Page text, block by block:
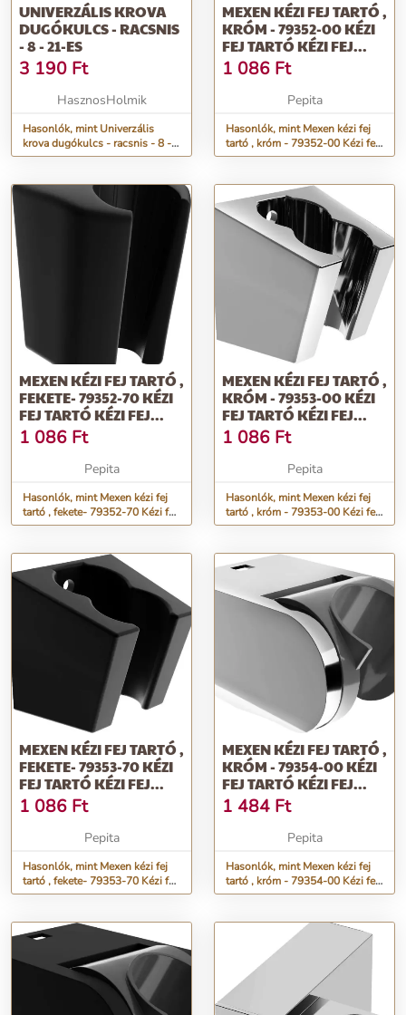
UNIVERZÁLIS KROVA
DUGÓKULCS - RACSNIS
- 8 - 21-ES
3 190 Ft
HasznosHolmik
Hasonlók, mint Univerzális
krova dugókulcs - racsnis - 8 -
21-es
MEXEN KÉZI FEJ TARTÓ ,
KRÓM - 79352-00 KÉZI
FEJ TARTÓ KÉZI FEJ...
1 086 Ft
Pepita
Hasonlók, mint Mexen kézi fej
tartó , króm - 79352-00 Kézi fej
tartó Kézi fej...
MEXEN KÉZI FEJ TARTÓ ,
FEKETE- 79352-70 KÉZI
FEJ TARTÓ KÉZI FEJ...
1 086 Ft
Pepita
Hasonlók, mint Mexen kézi fej
tartó , fekete- 79352-70 Kézi fej
tartó Kézi fej...
MEXEN KÉZI FEJ TARTÓ ,
KRÓM - 79353-00 KÉZI
FEJ TARTÓ KÉZI FEJ...
1 086 Ft
Pepita
Hasonlók, mint Mexen kézi fej
tartó , króm - 79353-00 Kézi fej
tartó Kézi fej...
MEXEN KÉZI FEJ TARTÓ ,
FEKETE- 79353-70 KÉZI
FEJ TARTÓ KÉZI FEJ...
1 086 Ft
Pepita
Hasonlók, mint Mexen kézi fej
tartó , fekete- 79353-70 Kézi fej
tartó Kézi fej...
MEXEN KÉZI FEJ TARTÓ ,
KRÓM - 79354-00 KÉZI
FEJ TARTÓ KÉZI FEJ...
1 484 Ft
Pepita
Hasonlók, mint Mexen kézi fej
tartó , króm - 79354-00 Kézi fej
tartó Kézi fej...